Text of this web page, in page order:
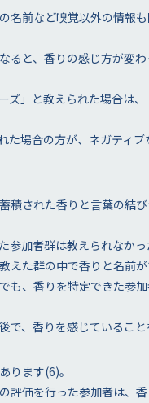
名前など嗅覚以外の情報
と、香りの感じ方が変
」と教えられた場合は、
場合の方が、ネガティ
積された香りと言葉の結
加者群は教えられなか
えた群の中で香りと名前
、香りを特定できた参
、香りを感じていること
ります(6)。
価を行った参加者は、